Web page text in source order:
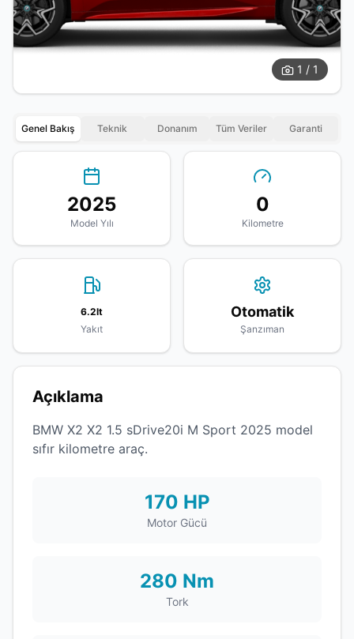
1 / 1
Genel Bakış Teknik Donanım Tüm Veriler Garanti
2025
Model Yılı
0
Kilometre
6.2lt
Yakıt
Otomatik
Şanzıman
Açıklama
BMW X2 X2 1.5 sDrive20i M Sport 2025 model
sıfır kilometre araç.
170 HP
Motor Gücü
280 Nm
Tork